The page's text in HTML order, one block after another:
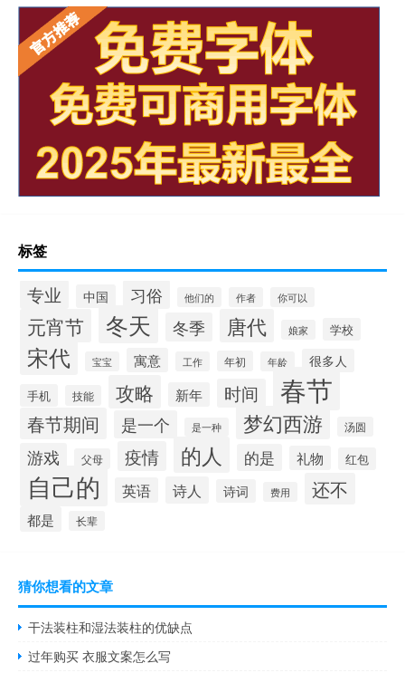
标签
专业 中国 习俗 他们的 作者 你可以
元宵节 冬天 冬季 唐代 娘家 学校
宋代 宝宝 寓意 工作 年初 年龄 很多人
手机 技能 攻略 新年 时间 春节
春节期间 是一个 是一种 梦幻西游 汤圆
游戏 父母 疫情 的人 的是 礼物 红包
自己的 英语 诗人 诗词 费用 还不
都是 长辈
猜你想看的文章
干法装柱和湿法装柱的优缺点
过年购买 衣服文案怎么写